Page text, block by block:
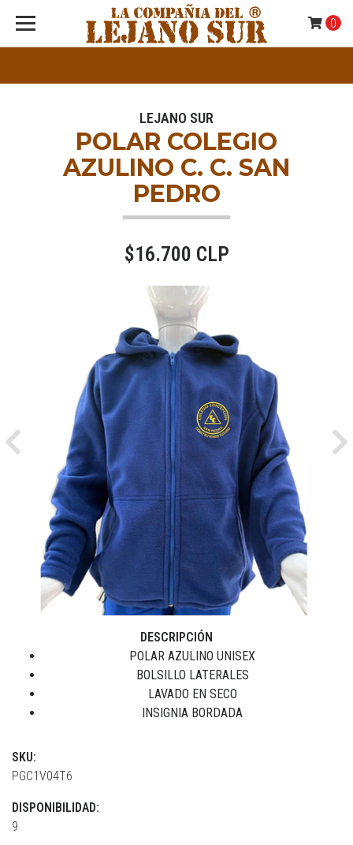
0
LEJANO SUR
POLAR COLEGIO
AZULINO C. C. SAN
PEDRO
$16.700 CLP
Previous
DESCRIPCIÓN
POLAR AZULINO UNISEX
BOLSILLO LATERALES
LAVADO EN SECO
INSIGNIA BORDADA
SKU:
PGC1V04T6
DISPONIBILIDAD:
9